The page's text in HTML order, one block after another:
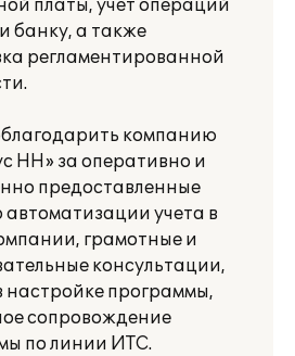
платы, учет операций
банку, а также
регламентированной
компанию
НН» за оперативно и
предоставленные
автоматизации учета в
грамотные и
консультации,
настройке программы,
сопровождение
по линии ИТС.